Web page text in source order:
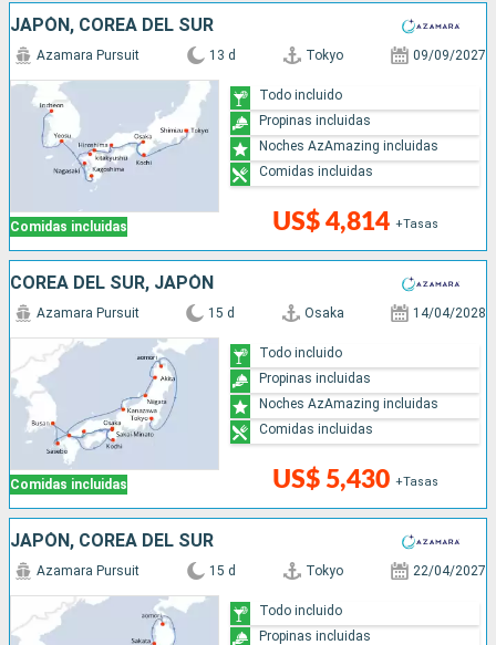
JAPÓN, COREA DEL SUR
Comidas incluidas
Azamara Pursuit 13 d Tokyo 09/09/2027
US$ 4,814 +Tasas
Todo incluido
Propinas incluidas
Noches AzAmazing incluidas
Comidas incluidas
COREA DEL SUR, JAPÓN
Comidas incluidas
Azamara Pursuit 15 d Osaka 14/04/2028
US$ 5,430 +Tasas
Todo incluido
Propinas incluidas
Noches AzAmazing incluidas
Comidas incluidas
JAPÓN, COREA DEL SUR
Azamara Pursuit 15 d Tokyo 22/04/2027
Todo incluido
Propinas incluidas